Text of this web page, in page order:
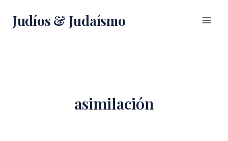
Judíos & Judaísmo
asimilación